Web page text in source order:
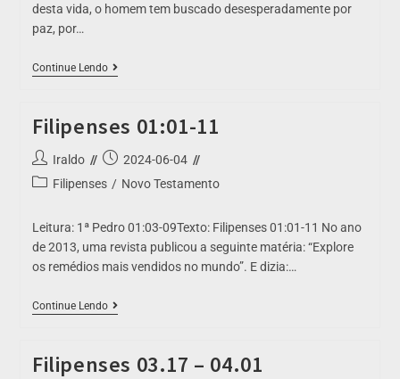
desta vida, o homem tem buscado desesperadamente por
paz, por…
Continue Lendo
Filipenses 01:01-11
Iraldo
2024-06-04
Filipenses / Novo Testamento
Leitura: 1ª Pedro 01:03-09Texto: Filipenses 01:01-11 No ano
de 2013, uma revista publicou a seguinte matéria: “Explore
os remédios mais vendidos no mundo”. E dizia:…
Continue Lendo
Filipenses 03.17 – 04.01